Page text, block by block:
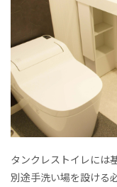
タンクレストイレには
別途手洗い場を設ける